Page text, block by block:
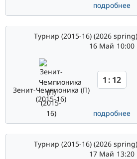
подробнее
Турнир (2015-16) (2026
16 Май 10:00
Зенит-Чемпионика (П)
(2015-16)
1 : 12
подробнее
Турнир (2015-16) (2026
17 Май 13:20